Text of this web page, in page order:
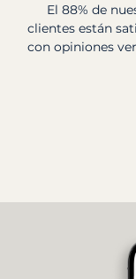
El 88% de
clientes están
con opiniones